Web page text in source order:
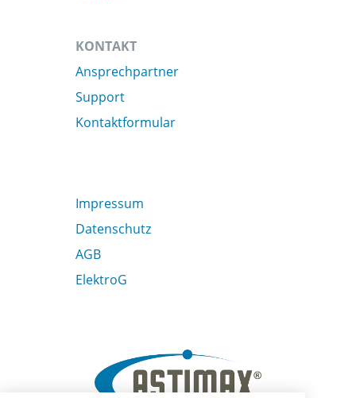
KONTAKT
Ansprechpartner
Support
Kontaktformular
Impressum
Datenschutz
AGB
ElektroG